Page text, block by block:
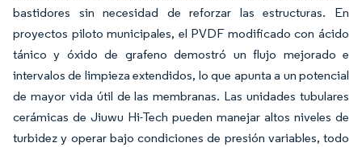
bastidores sin necesidad de reforzar las estructuras. En
proyectos piloto municipales, el PVDF modificado con ácido
tánico y óxido de grafeno demostró un flujo mejorado e
intervalos de limpieza extendidos, lo que apunta a un potencial
de mayor vida útil de las membranas. Las unidades tubulares
cerámicas de Jiuwu Hi-Tech pueden manejar altos niveles de
turbidez y operar bajo condiciones de presión variables, todo